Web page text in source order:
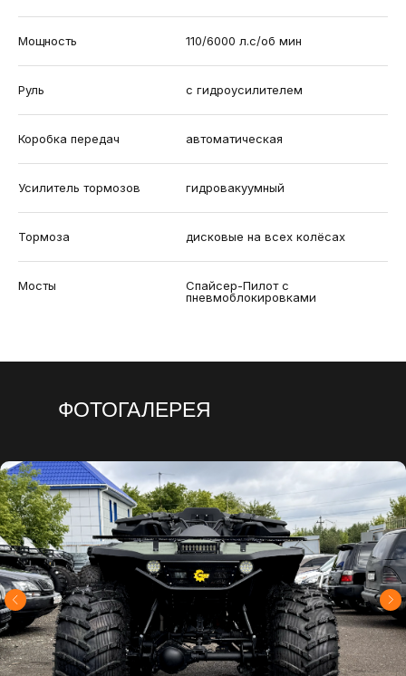
Мощность 110/6000 л.с/об мин
Руль с гидроусилителем
Коробка передач автоматическая
Усилитель тормозов гидровакуумный
Тормоза дисковые на всех колёсах
Мосты
Спайсер-Пилот с
пневмоблокировками
Диски шин с двусторонним бэдлоком
Габаритные размеры
(ДхШхВ)
3100х2100х1800
Передний багажник с
балкой доп. света
Светодиодный свет
спереди и сзади
ФОТОГАЛЕРЕЯ